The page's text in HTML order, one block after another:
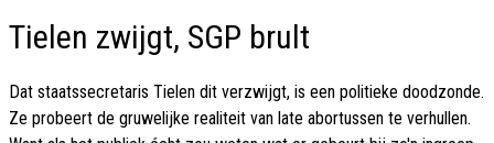
Tielen zwijgt, SGP brult
Dat staatssecretaris Tielen dit verzwijgt, is een politieke doodzonde.
Ze probeert de gruwelijke realiteit van late abortussen te verhullen.